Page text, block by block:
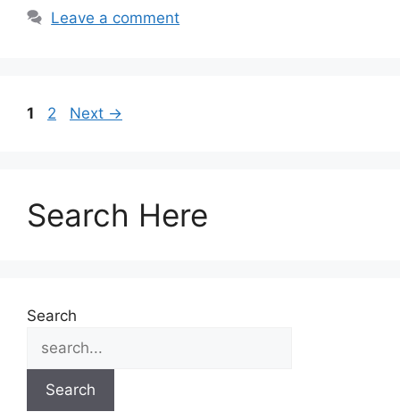
Leave a comment
1 2 Next →
Search Here
Search
Search